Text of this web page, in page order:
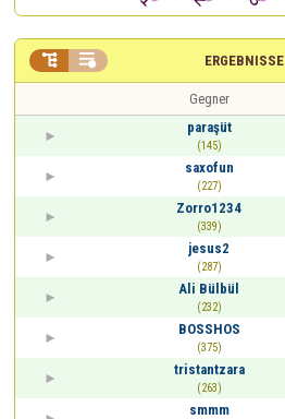
ERGEBNISSE
 
Gegner
paraşüt
(145)
saxofun
(227)
Zorro1234
(339)
jesus2
(287)
Ali Bülbül
(232)
BOSSHOS
(375)
tristantzara
(263)
smmm